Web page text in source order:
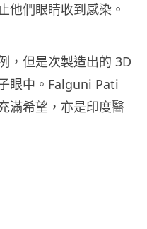
他們眼睛收到感染。
，但是次製造出的 3D
眼中。Falguni Pati
滿希望，亦是印度醫